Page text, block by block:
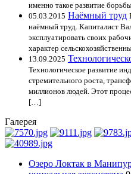
именно такое развитие
05.03.2015 Наёмный труд
наёмный труд. Капиталист
эксплуатировать своих
характер
13.09.2025
Технологическое развитие
стремительного роста,
миллионов людей. Этот
[…]
Галерея
Озеро Локтак в